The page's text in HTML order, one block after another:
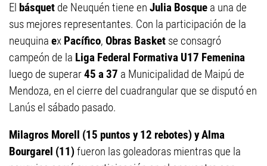
El básquet de Neuquén tiene en Julia Bosque a una de
sus mejores representantes. Con la participación de la
neuquina ex Pacífico, Obras Basket se consagró
campeón de la Liga Federal Formativa U17 Femenina
luego de superar45 a 37 a Municipalidad de Maipú de
Mendoza, en el cierre del cuadrangular que se disputó en
Lanús el sábado pasado.
Milagros Morell (15 puntos y 12 rebotes) y Alma
Bourgarel (11)fueron las goleadoras mientras que la